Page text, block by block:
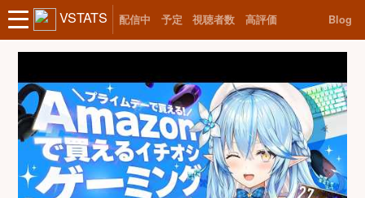
VSTATS 配信中 予定 視聴者数 高評価 Blog